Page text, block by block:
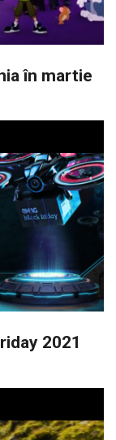
în martie
2021